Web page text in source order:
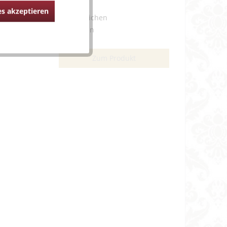
Vergleichen
Merken
akzeptieren